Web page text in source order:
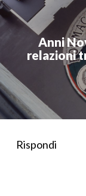
Anni
relazioni
Rispondi